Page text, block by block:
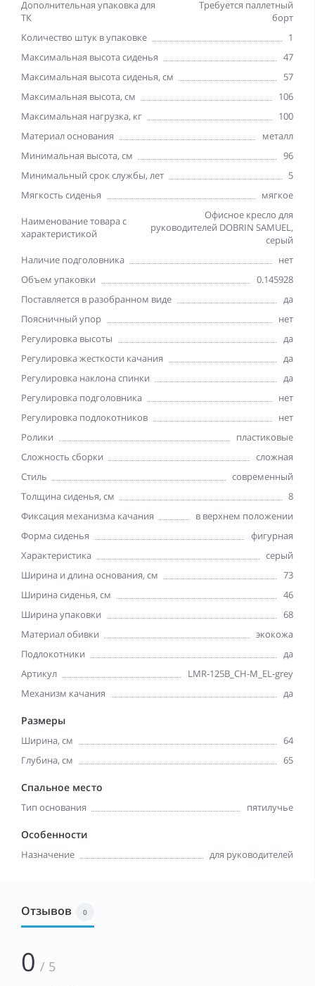
Дополнительная упаковка для
ТК
Требуется паллетный
борт
Количество штук в упаковке
1
Максимальная высота сиденья
47
Максимальная высота сиденья, см
57
Максимальная высота, см
106
Максимальная нагрузка, кг
100
Материал основания
металл
Минимальная высота, см
96
Минимальный срок службы, лет
5
Мягкость сиденья
мягкое
Наименование товара с
характеристикой
Офисное кресло для
руководителей DOBRIN SAMUEL,
серый
Наличие подголовника
нет
Объем упаковки
0.145928
Поставляется в разобранном виде
да
Поясничный упор
нет
Регулировка высоты
да
Регулировка жесткости качания
да
Регулировка наклона спинки
да
Регулировка подголовника
нет
Регулировка подлокотников
нет
Ролики
пластиковые
Сложность сборки
сложная
Стиль
современный
Толщина сиденья, см
8
Фиксация механизма качания
в верхнем положении
Форма сиденья
фигурная
Характеристика
серый
Ширина и длина основания, см
73
Ширина сиденья, см
46
Ширина упаковки
68
Материал обивки
экокожа
Подлокотники
да
Артикул
LMR-125B_CH-M_EL-grey
Механизм качания
да
Размеры
Ширина, см
64
Глубина, см
65
Спальное место
Тип основания пятилучье
Особенности
Назначение для руководителей
Отзывов 0
0 / 5